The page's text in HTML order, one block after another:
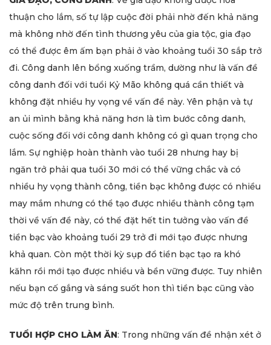
thuận cho lắm, số tự lập cuộc đời phải nhờ đến khả năng
mà không nhờ đến tình thương yêu của gia tộc, gia đạo
có thể được êm ấm bạn phải ở vào khoảng tuổi 30 sắp trở
đi. Công danh lên bổng xuống trầm, dường như là vấn đề
công danh đối với tuổi Kỷ Mão không quá cần thiết và
không đặt nhiều hy vọng về vấn đề này. Yên phận và tự
an ủi mình bằng khả năng hơn là tìm bước công danh,
cuộc sống đối với công danh không có gì quan trọng cho
lắm. Sự nghiệp hoàn thành vào tuổi 28 nhưng hay bị
ngăn trở phải qua tuổi 30 mới có thể vững chắc và có
nhiều hy vọng thành công, tiền bạc không được có nhiều
may mắm nhưng có thể tạo được nhiều thành công tạm
thời về vấn đề này, có thể đặt hết tin tưởng vào vấn đề
tiền bạc vào khoảng tuổi 29 trở đi mới tạo được nhưng
khả quan. Còn một thời kỳ sụp đổ tiền bạc tạo ra khó
kăhn rồi mới tạo được nhiều và bền vững được. Tuy nhiên
nếu bạn cố gắng và sáng suốt hon thì tiền bạc cũng vào
mức độ trên trung bình.
TUỔI HỢP CHO LÀM ĂN: Trong những vấn đề nhận xét ở